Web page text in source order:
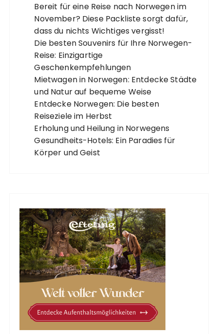
Bereit für eine Reise nach Norwegen im
November? Diese Packliste sorgt dafür,
dass du nichts Wichtiges vergisst!
Die besten Souvenirs für Ihre Norwegen-
Reise: Einzigartige
Geschenkempfehlungen
Mietwagen in Norwegen: Entdecke Städte
und Natur auf bequeme Weise
Entdecke Norwegen: Die besten
Reiseziele im Herbst
Erholung und Heilung in Norwegens
Gesundheits-Hotels: Ein Paradies für
Körper und Geist